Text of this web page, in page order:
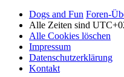
Dogs and Fun Foren-
Alle Zeiten sind
Alle Cookies löschen
Impressum
Datenschutzerklärung
Kontakt